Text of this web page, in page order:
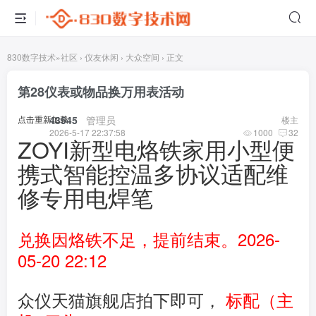
830数字技术»社区 › 仪友休闲 › 大众空间 › 正文
第28仪表或物品换万用表活动
点击重新加载 楼主
43545 管理员
1000 32
2026-5-17 22:37:58
ZOYI新型电烙铁家用小型便
携式智能控温多协议适配维
修专用电焊笔
兑换因烙铁不足，提前结束。2026-
05-20 22:12
众仪天猫旗舰店拍下即可， 标配（主